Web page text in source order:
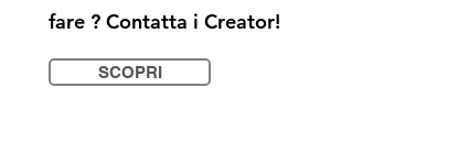
fare ? Contatta i Creator!
SCOPRI